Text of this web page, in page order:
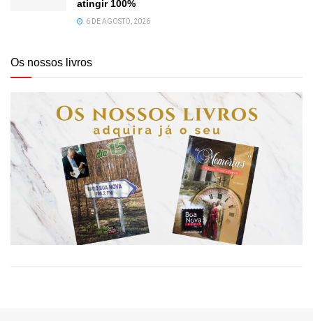
atingir 100%
6 DE AGOSTO, 2026
Os nossos livros